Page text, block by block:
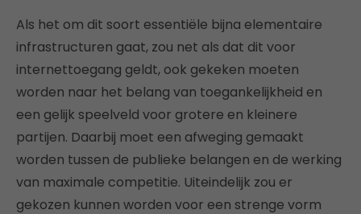
Als het om dit soort essentiële bijna elementaire
infrastructuren gaat, zou net als dat dit voor
internettoegang geldt, ook gekeken moeten
worden naar het belang van toegankelijkheid en
een gelijk speelveld voor grotere en kleinere
partijen. Daarbij moet een afweging gemaakt
worden tussen de publieke belangen en de werking
van maximale competitie. Uiteindelijk zou er
gekozen kunnen worden voor een strenge vorm